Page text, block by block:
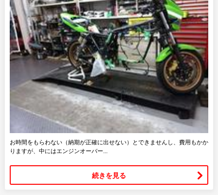
お時間をもらわない（納期が正確に出せない）とできませんし、費用もかか
りますが、中にはエンジンオーバー...
続きを見る